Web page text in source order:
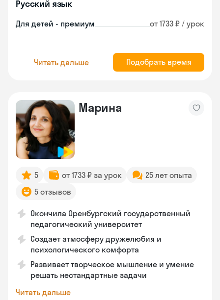
Русский язык
Для детей - премиум от 1733 ₽ / урок
Читать дальше Подобрать время
Марина
5 от 1733 ₽ за урок
25 лет опыта
5 отзывов
Окончила Оренбургский государственный
педагогический университет
Создает атмосферу дружелюбия и
психологического комфорта
Развивает творческое мышление и умение
решать нестандартные задачи
Читать дальше